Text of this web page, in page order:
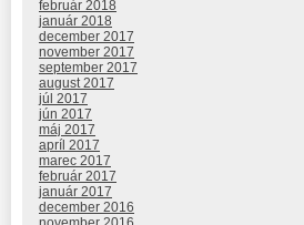
február 2018
január 2018
december 2017
november 2017
september 2017
august 2017
júl 2017
jún 2017
máj 2017
apríl 2017
marec 2017
február 2017
január 2017
december 2016